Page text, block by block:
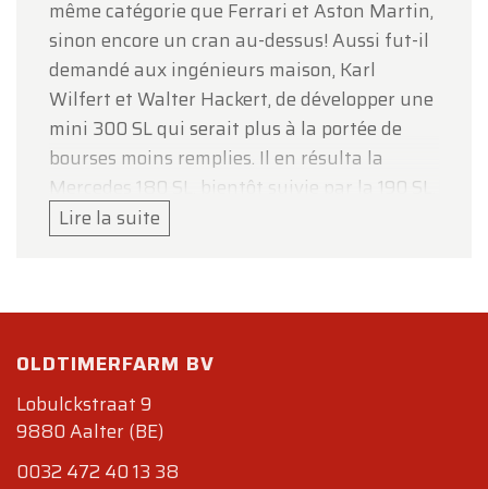
même catégorie que Ferrari et Aston Martin,
sinon encore un cran au-dessus! Aussi fut-il
demandé aux ingénieurs maison, Karl
Wilfert et Walter Hackert, de développer une
mini 300 SL qui serait plus à la portée de
bourses moins remplies. Il en résulta la
Mercedes 180 SL, bientôt suivie par la 190 SL,
plus homogène et dont les performances
salon de Genève 1955 et conquit
de Grand Tourisme : la ligne était plus ou
moins celle de la 300 SL (calandre
horizontale au lie des verticales des berlines)
exemplaire, sa ligne sublime. Ne nous y
Lire la suite
OLDTIMERFARM BV
Lobulckstraat 9
9880 Aalter (BE)
0032 472 40 13 38